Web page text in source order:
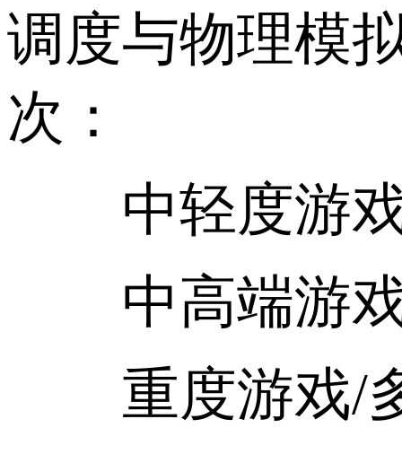
调度与物理模
次：
中轻度游戏
中高端游戏
重度游戏/多